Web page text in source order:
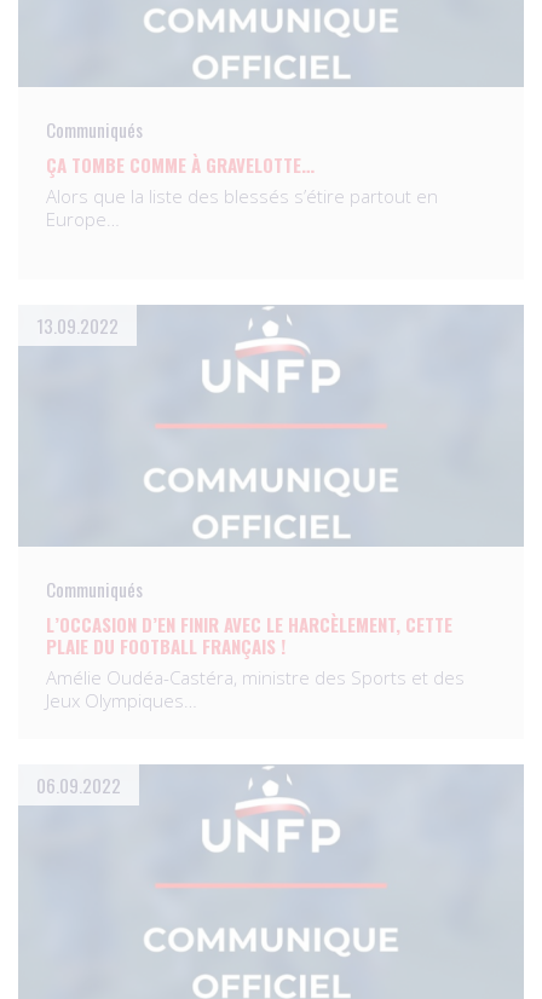
Communiqués
ÇA TOMBE COMME À GRAVELOTTE…
Alors que la liste des blessés s’étire partout en
Europe…
13.09.2022
Communiqués
L’OCCASION D’EN FINIR AVEC LE HARCÈLEMENT, CETTE
PLAIE DU FOOTBALL FRANÇAIS !
Amélie Oudéa-Castéra, ministre des Sports et des
Jeux Olympiques…
06.09.2022